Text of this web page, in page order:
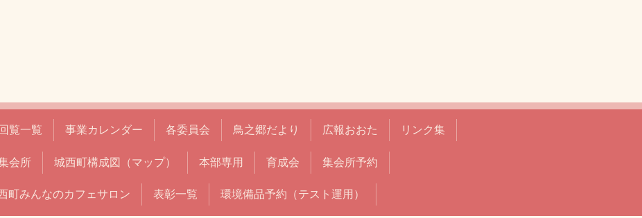
回覧一覧 事業カレンダー 各委員会 鳥之郷だより 広報おおた リンク集
会所 城西町構成図（マップ） 本部専用 育成会 集会所予約
町みんなのカフェサロン 表彰一覧 環境備品予約（テスト運用）